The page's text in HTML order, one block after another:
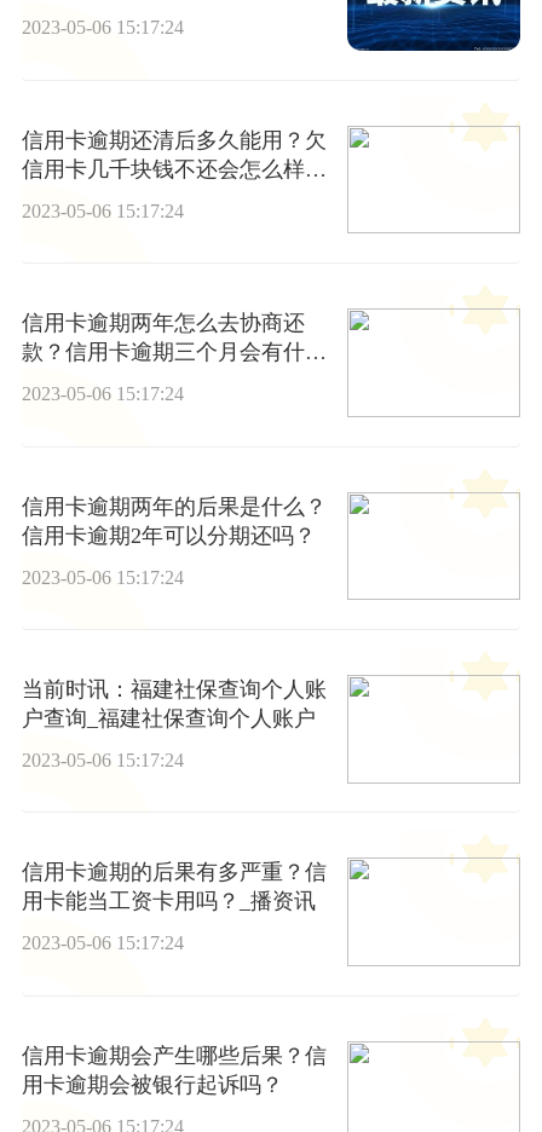
2023-05-06 15:17:24
信用卡逾期还清后多久能用？欠
信用卡几千块钱不还会怎么样？|
2023-05-06 15:17:24
信用卡逾期两年怎么去协商还
款？信用卡逾期三个月会有什么
后果？
2023-05-06 15:17:24
信用卡逾期两年的后果是什么？
信用卡逾期2年可以分期还吗？
2023-05-06 15:17:24
当前时讯：福建社保查询个人账
户查询_福建社保查询个人账户
2023-05-06 15:17:24
信用卡逾期的后果有多严重？信
用卡能当工资卡用吗？_播资讯
2023-05-06 15:17:24
信用卡逾期会产生哪些后果？信
用卡逾期会被银行起诉吗？
2023-05-06 15:17:24